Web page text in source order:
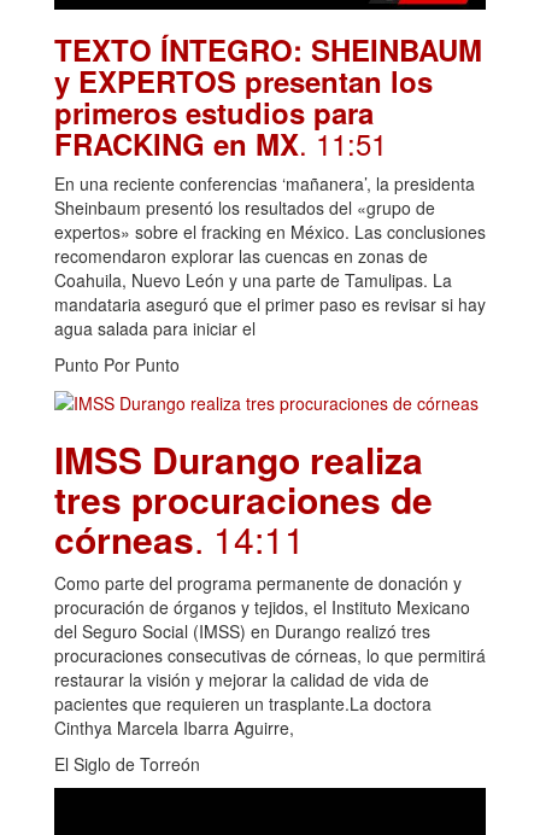
TEXTO ÍNTEGRO: SHEINBAUM
y EXPERTOS presentan los
primeros estudios para
FRACKING en MX. 11:51
En una reciente conferencias ‘mañanera’, la presidenta
Sheinbaum presentó los resultados del «grupo de
expertos» sobre el fracking en México. Las conclusiones
recomendaron explorar las cuencas en zonas de
Coahuila, Nuevo León y una parte de Tamulipas. La
mandataria aseguró que el primer paso es revisar si hay
agua salada para iniciar el
Punto Por Punto
IMSS Durango realiza
tres procuraciones de
córneas. 14:11
Como parte del programa permanente de donación y
procuración de órganos y tejidos, el Instituto Mexicano
del Seguro Social (IMSS) en Durango realizó tres
procuraciones consecutivas de córneas, lo que permitirá
restaurar la visión y mejorar la calidad de vida de
pacientes que requieren un trasplante.La doctora
Cinthya Marcela Ibarra Aguirre,
El Siglo de Torreón